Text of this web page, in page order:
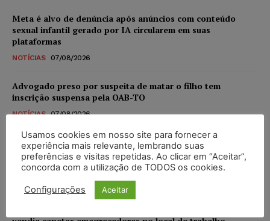
Meta é alvo de denúncia após anúncios com conteúdo
sexual infantil gerado por IA circularem em suas
plataformas
NOTÍCIAS 07/08/2026
Advogado preso por suspeita de matar o filho tem
inscrição suspensa pela OAB-TO
NOTÍCIAS 07/08/2026
STF amplia isenção de IBS e CBS na compra de veículos
novos para pessoas com deficiência e autistas de todos os
níveis
07/08/2026
Usamos cookies em nosso site para fornecer a
experiência mais relevante, lembrando suas
preferências e visitas repetidas. Ao clicar em “Aceitar”,
concorda com a utilização de TODOS os cookies.
Configurações Aceitar